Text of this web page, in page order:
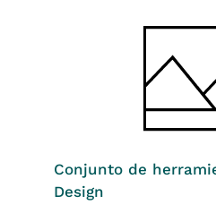
Conjunto de
Design